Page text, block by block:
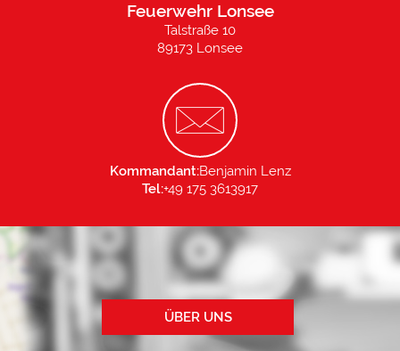
Feuerwehr Lonsee
Talstraße 10
89173 Lonsee
Kommandant:Benjamin Lenz
Tel:+49 175 3613917
ÜBER UNS